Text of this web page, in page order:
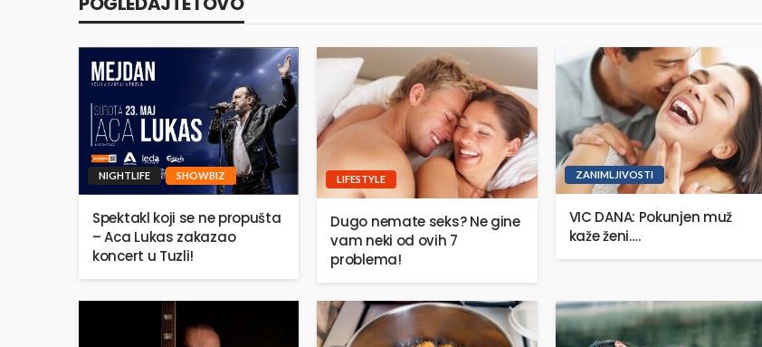
NIGHTLIFE SHOWBIZ
Spektakl koji se ne propušta
– Aca Lukas zakazao
koncert u Tuzli!
LIFESTYLE
Dugo nemate seks? Ne gine
vam neki od ovih 7
problema!
ZANIMLJIVOSTI
VIC DANA: Pokunjen muž
kaže ženi….